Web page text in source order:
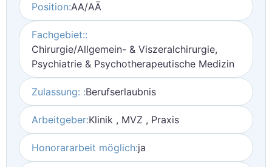
Position:AA/AÄ
Fachgebiet::
Chirurgie/Allgemein- & Viszeralchirurgie,
Psychiatrie & Psychotherapeutische Medizin
Zulassung: :Berufserlaubnis
Arbeitgeber:Klinik , MVZ , Praxis
Honorararbeit möglich:ja